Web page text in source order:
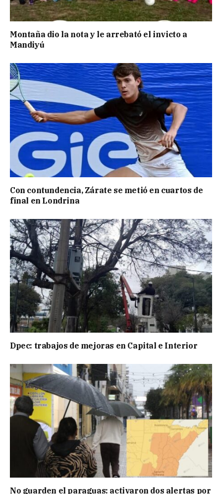
Montaña dio la nota y le arrebató el invicto a
Mandiyú
Con contundencia, Zárate se metió en cuartos de
final en Londrina
Dpec: trabajos de mejoras en Capital e Interior
No guarden el paraguas: activaron dos alertas por